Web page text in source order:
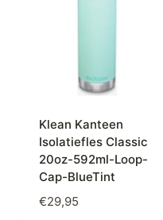
Klean Kanteen
Isolatiefles Classic
20oz-592ml-Loop-
Cap-BlueTint
€29,95